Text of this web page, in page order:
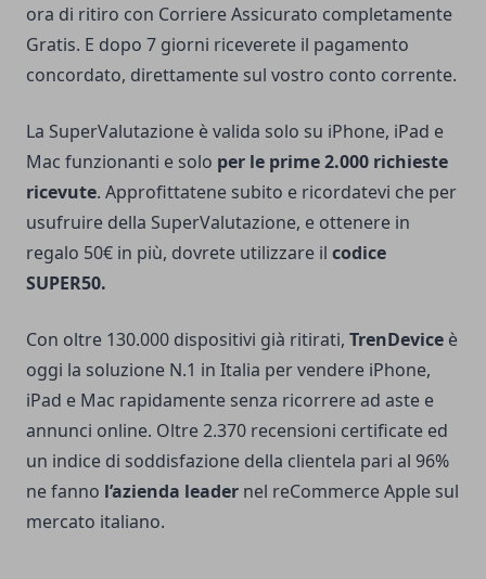
ora di ritiro con Corriere Assicurato completamente
Gratis. E dopo 7 giorni riceverete il pagamento
concordato, direttamente sul vostro conto corrente.
La SuperValutazione è valida solo su iPhone, iPad e
Mac funzionanti e solo per le prime 2.000 richieste
ricevute. Approfittatene subito e ricordatevi che per
usufruire della SuperValutazione, e ottenere in
regalo 50€ in più, dovrete utilizzare il codice
SUPER50.
Con oltre 130.000 dispositivi già ritirati, TrenDevice è
oggi la soluzione N.1 in Italia pervendere iPhone,
iPad e Mac rapidamente senza ricorrere ad aste e
annunci online. Oltre 2.370 recensioni certificate ed
un indice di soddisfazione della clientela pari al 96%
ne fanno l’azienda leader nel reCommerce Apple sul
mercato italiano.